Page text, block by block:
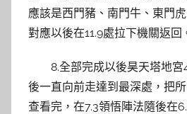
應該是西門豬、南門牛、東門
對應以後在11.9處拉下機關返回
8.全部完成以後昊天塔地
後一直向前走達到最深處，把
查看完，在7.3領悟陣法隨後在